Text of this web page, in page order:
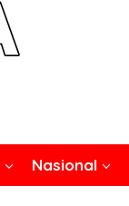
Nasional